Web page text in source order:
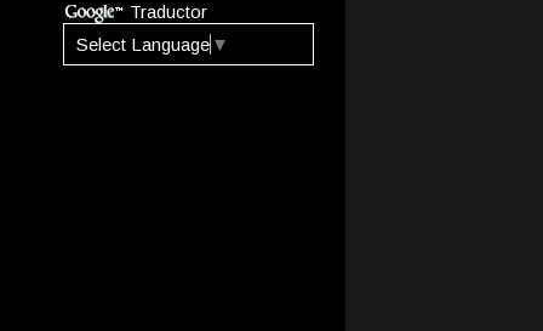
Traductor
Select Language ▼